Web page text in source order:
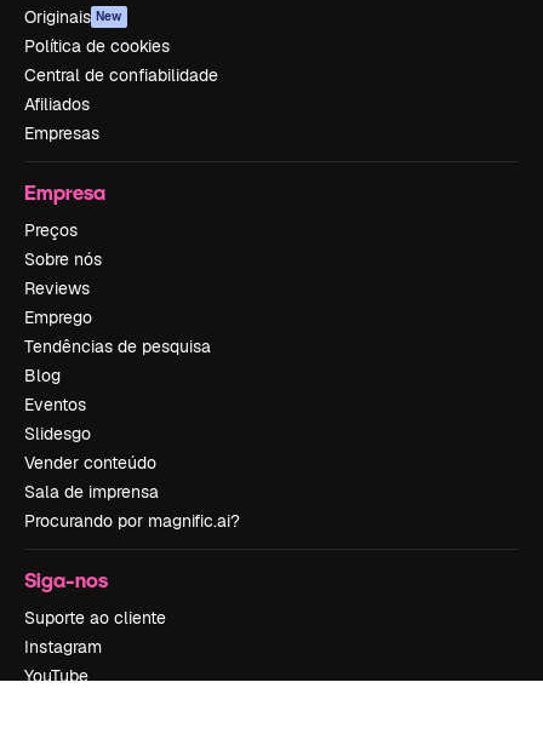
Originais New
Política de cookies
Central de confiabilidade
Afiliados
Empresas
Empresa
Preços
Sobre nós
Reviews
Emprego
Tendências de pesquisa
Blog
Eventos
Slidesgo
Vender conteúdo
Sala de imprensa
Procurando por magnific.ai?
Siga-nos
Suporte ao cliente
Instagram
YouTube